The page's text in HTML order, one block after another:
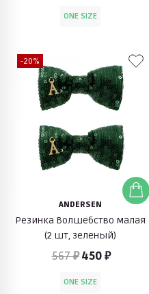
ONE SIZE
-20%
ANDERSEN
Резинка Волшебство малая
(2 шт, зеленый)
567 ₽ 450 ₽
ONE SIZE